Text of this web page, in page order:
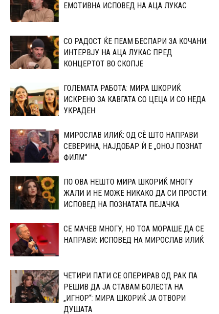
ЕМОТИВНА ИСПОВЕД НА АЦА ЛУКАС
СО РАДОСТ ЌЕ ПЕАМ БЕСПАРИ ЗА КОЧАНИ:
ИНТЕРВЈУ НА АЦА ЛУКАС ПРЕД
КОНЦЕРТОТ ВО СКОПЈЕ
ГОЛЕМАТА РАБОТА: МИРА ШКОРИЌ
ИСКРЕНО ЗА КАВГАТА СО ЦЕЦА И СО НЕДА
УКРАДЕН
МИРОСЛАВ ИЛИЌ: ОД СÈ ШТО НАПРАВИ
СЕВЕРИНА, НАЈДОБАР Ѝ Е „ОНОЈ ПОЗНАТ
ФИЛМ“
ПО ОВА НЕШТО МИРА ШКОРИЌ МНОГУ
ЖАЛИ И НЕ МОЖЕ НИКАКО ДА СИ ПРОСТИ:
ИСПОВЕД НА ПОЗНАТАТА ПЕЈАЧКА
СЕ МАЧЕВ МНОГУ, НО ТОА МОРАШЕ ДА СЕ
НАПРАВИ: ИСПОВЕД НА МИРОСЛАВ ИЛИЌ
ЧЕТИРИ ПАТИ СЕ ОПЕРИРАВ ОД РАК ПА
РЕШИВ ДА ЈА СТАВАМ БОЛЕСТА НА
„ИГНОР“: МИРА ШКОРИЌ ЈА ОТВОРИ
ДУШАТА